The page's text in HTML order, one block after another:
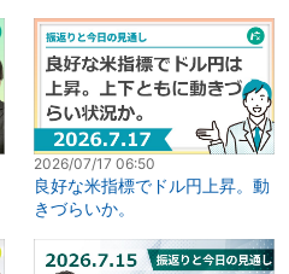
2026/07/17 06:50
良好な米指標でドル円上昇。動
きづらいか。